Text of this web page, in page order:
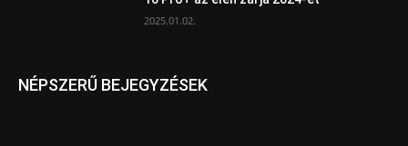
2025.01.02.
NÉPSZERŰ BEJEGYZÉSEK